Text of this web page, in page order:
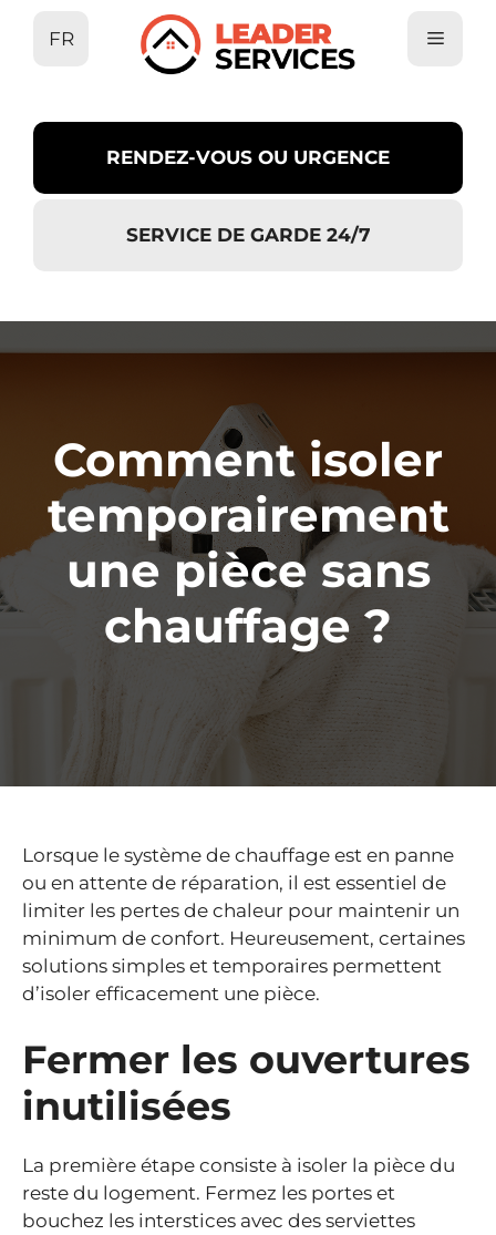
FR
RENDEZ-VOUS OU URGENCE
SERVICE DE GARDE 24/7
Comment isoler
temporairement
une pièce sans
chauffage ?
Lorsque le système de chauffage est en panne
ou en attente de réparation, il est essentiel de
limiter les pertes de chaleur pour maintenir un
minimum de confort. Heureusement, certaines
solutions simples et temporaires permettent
d’isoler efficacement une pièce.
Fermer les ouvertures
inutilisées
La première étape consiste à isoler la pièce du
reste du logement. Fermez les portes et
bouchez les interstices avec des serviettes